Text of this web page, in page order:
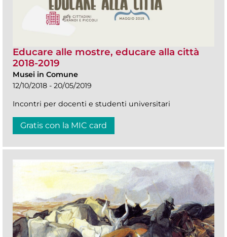
Educare alle mostre, educare alla città
2018-2019
Musei in Comune
12/10/2018 - 20/05/2019
Incontri per docenti e studenti universitari
Gratis con la MIC card